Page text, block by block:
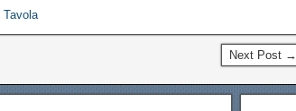
Tavola
Next Post →